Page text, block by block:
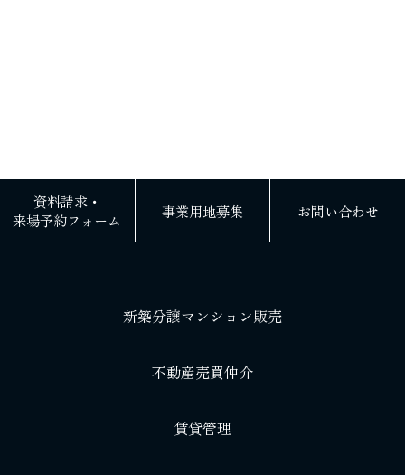
資料請求・
来場予約フォーム
事業用地募集 お問い合わせ
新築分譲マンション販売
不動産売買仲介
賃貸管理